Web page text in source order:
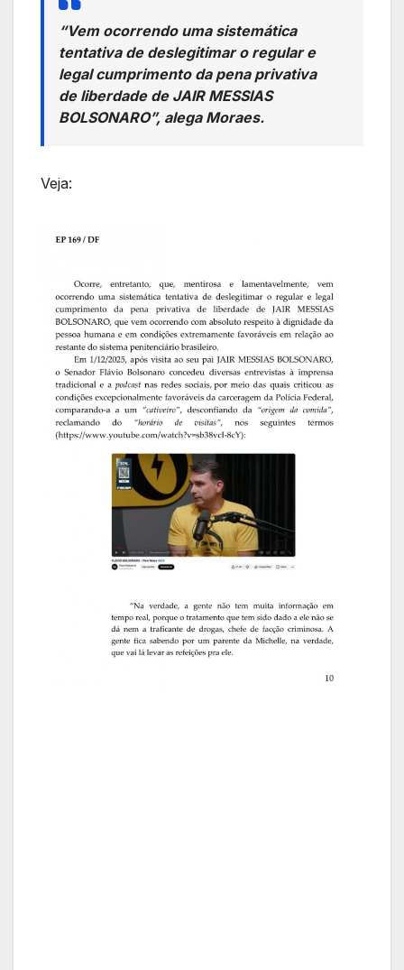
“Vem ocorrendo uma sistemática
tentativa de deslegitimar o regular e
legal cumprimento da pena privativa
de liberdade de JAIR MESSIAS
BOLSONARO”, alega Moraes.
Veja: